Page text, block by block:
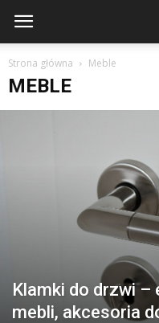
Strona główna Meble
MEBLE
Klamki do drzwi –
mebli, akcesoria